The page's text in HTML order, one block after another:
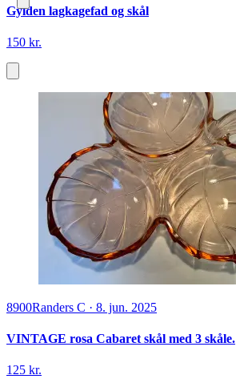
Gylden lagkagefad og skål
150 kr.
8900Randers C · 8. jun. 2025
VINTAGE rosa Cabaret skål med 3 skåle.
125 kr.